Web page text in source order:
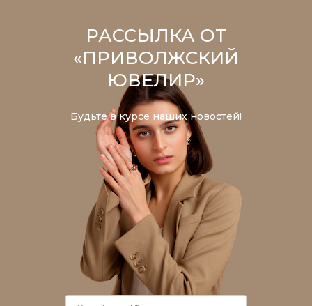
РАССЫЛКА ОТ
«ПРИВОЛЖСКИЙ
ЮВЕЛИР»
Будьте в курсе наших новостей!